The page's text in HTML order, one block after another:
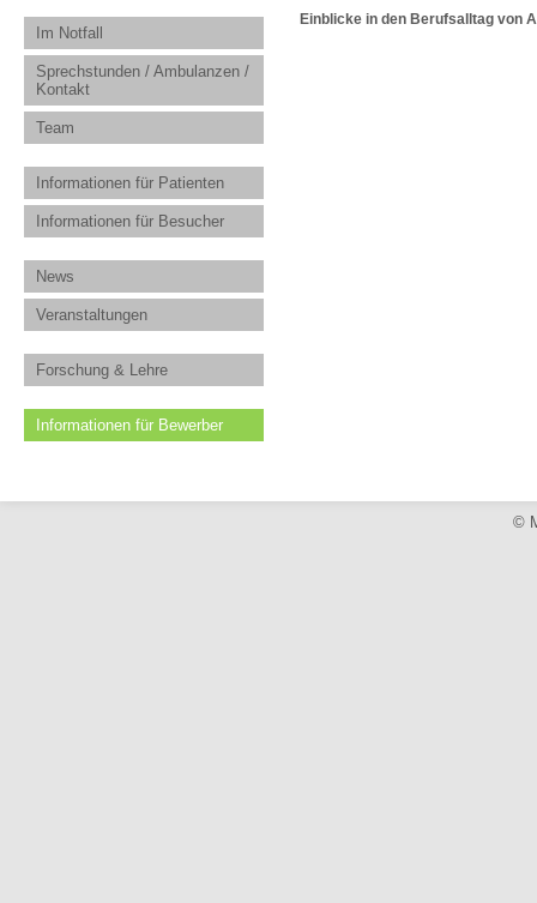
Im Notfall
Sprechstunden / Ambulanzen /
Kontakt
Team
Informationen für Patienten
Informationen für Besucher
News
Veranstaltungen
Forschung & Lehre
Informationen für Bewerber
Einblicke in den Berufsalltag von
©